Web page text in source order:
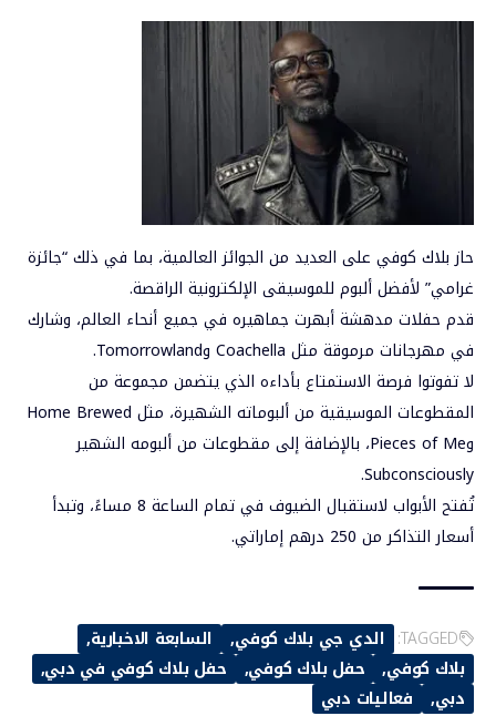
حاز بلاك كوفي على العديد من الجوائز العالمية، بما في ذلك “جائزة
غرامي” لأفضل ألبوم للموسيقى الإلكترونية الراقصة.
قدم حفلات مدهشة أبهرت جماهيره في جميع أنحاء العالم، وشارك
في مهرجانات مرموقة مثل Coachella وTomorrowland.
لا تفوتوا فرصة الاستمتاع بأداءه الذي يتضمن مجموعة من
المقطوعات الموسيقية من ألبوماته الشهيرة، مثل Home Brewed
وPieces of Me، بالإضافة إلى مقطوعات من ألبومه الشهير
Subconsciously.
تُفتح الأبواب لاستقبال الضيوف في تمام الساعة 8 مساءً، وتبدأ
أسعار التذاكر من 250 درهم إماراتي.
TAGGED: الدي جي بلاك كوفي
السابعة الاخبارية
بلاك كوفي
حفل بلاك كوفي
حفل بلاك كوفي في دبي
دبي
فعاليات دبي